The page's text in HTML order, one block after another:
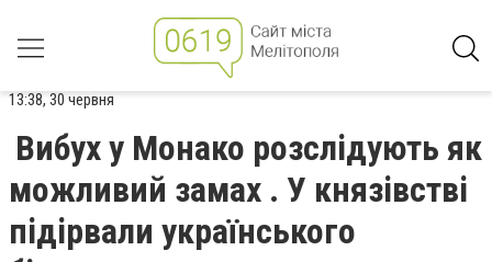
13:38, 30 червня
Вибух у Монако розслідують як
можливий замах . У князівстві
підірвали українського